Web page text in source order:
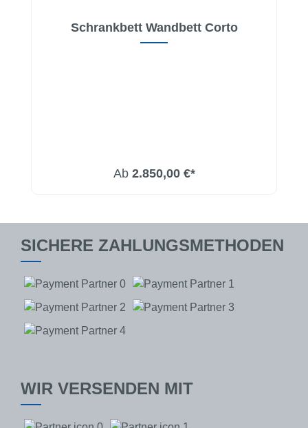
Schrankbett Wandbett Corto
Ab 2.850,00 €*
SICHERE ZAHLUNGSMETHODEN
WIR VERSENDEN MIT